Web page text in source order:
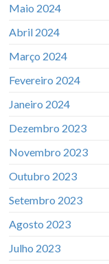
Maio 2024
Abril 2024
Março 2024
Fevereiro 2024
Janeiro 2024
Dezembro 2023
Novembro 2023
Outubro 2023
Setembro 2023
Agosto 2023
Julho 2023